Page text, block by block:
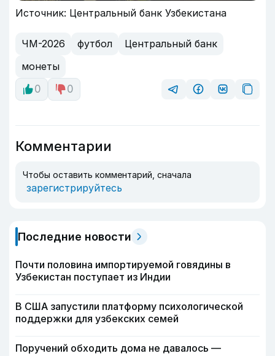
Источник: Центральный банк Узбекистана
ЧМ-2026 футбол
Центральный банк
монеты
0
0
Комментарии
Чтобы оставить комментарий, сначала
зарегистрируйтесь
Последние новости
Почти половина импортируемой говядины в
Узбекистан поступает из Индии
В США запустили платформу психологической
поддержки для узбекских семей
Поручений обходить дома не давалось —